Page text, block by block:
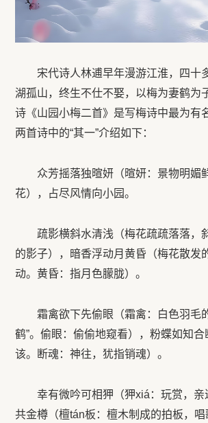
宋代诗人林逋早年漫游江淮，四十
湖孤山，终生不仕不娶，以梅为妻鹤为
诗《山园小梅二首》是写梅诗中最为有
两首诗中的“其一”介绍如下：
众芳摇落独暄妍（暄妍：景物明媚
花），占尽风情向小园。
疏影横斜水清浅（梅花疏疏落落，
的影子），暗香浮动月黄昏（梅花散发
动。黄昏：指月色朦胧）。
霜禽欲下先偷眼（霜禽：白色羽毛
鹤”。偷眼：偷偷地窥看），粉蝶如知
该。断魂：神往，犹指销魂）。
幸有微吟可相狎（狎xiá：玩赏，亲
共金樽（檀tán板：檀木制成的拍板，